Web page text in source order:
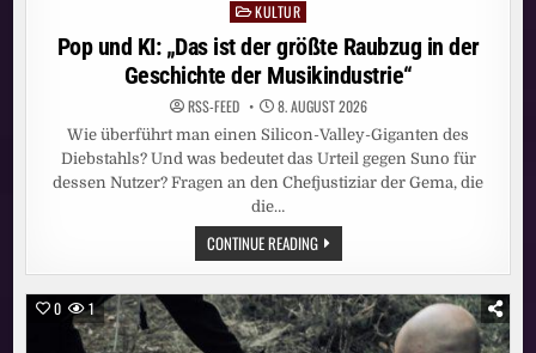
Posted
in
KULTUR
Pop und KI: „Das ist der größte Raubzug in der
Geschichte der Musikindustrie“
RSS-FEED 8. AUGUST 2026
Wie überführt man einen Silicon-Valley-Giganten des
Diebstahls? Und was bedeutet das Urteil gegen Suno für
dessen Nutzer? Fragen an den Chefjustiziar der Gema, die
die…
CONTINUE READINGPOP
UND
KI:
„DAS
IST
DER
GRÖSSTE R
0 1